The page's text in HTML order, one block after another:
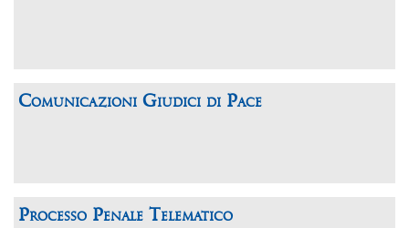
Comunicazioni Giudici di Pace
Processo Penale Telematico